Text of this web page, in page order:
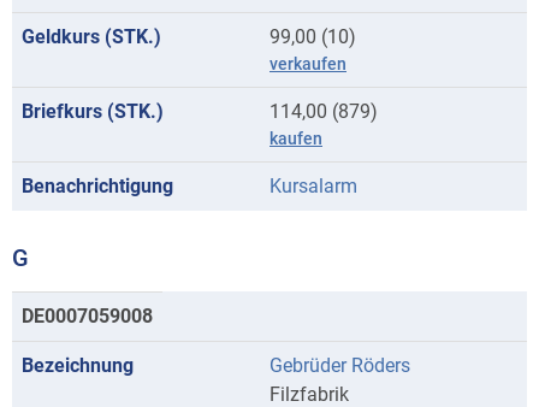
99,00 (10)
verkaufen
114,00 (879)
kaufen
Kursalarm
G
Kurse
mit
Anfangsbuchstaben
DE0007059008
Gebrüder Röders
Filzfabrik